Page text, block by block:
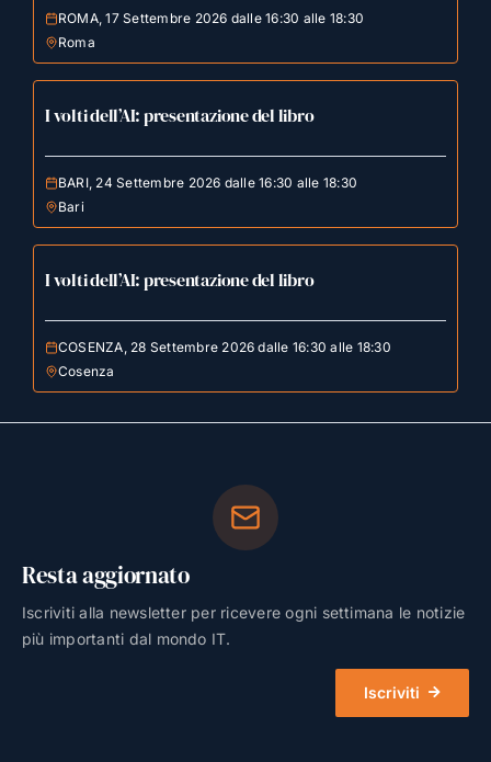
ROMA, 17 Settembre 2026 dalle 16:30 alle 18:30
Roma
I volti dell’AI: presentazione del libro
BARI, 24 Settembre 2026 dalle 16:30 alle 18:30
Bari
I volti dell’AI: presentazione del libro
COSENZA, 28 Settembre 2026 dalle 16:30 alle 18:30
Cosenza
Resta aggiornato
Iscriviti alla newsletter per ricevere ogni settimana le notizie
più importanti dal mondo IT.
Iscriviti